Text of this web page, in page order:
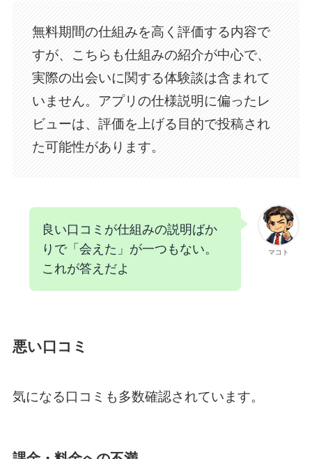
無料期間の仕組みを高く評価する内容で
すが、こちらも仕組みの紹介が中心で、
実際の出会いに関する体験談は含まれて
いません。アプリの仕様説明に偏ったレ
ビューは、評価を上げる目的で投稿され
た可能性があります。
マコト
良い口コミが仕組みの説明ばか
りで「会えた」が一つもない。
これが答えだよ
悪い口コミ
気になる口コミも多数確認されています。